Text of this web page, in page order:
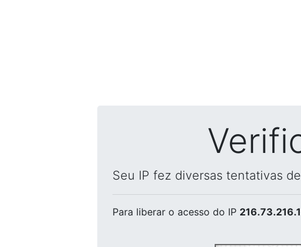
Seu IP fez diversas tentativas
Para liberar o acesso do IP